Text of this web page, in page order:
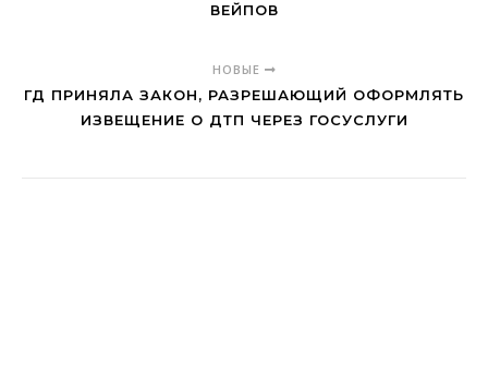
ВЕЙПОВ
НОВЫЕ
ГД ПРИНЯЛА ЗАКОН, РАЗРЕШАЮЩИЙ ОФОРМЛЯТЬ
ИЗВЕЩЕНИЕ О ДТП ЧЕРЕЗ ГОСУСЛУГИ